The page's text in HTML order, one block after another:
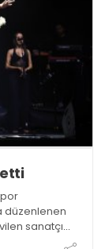
düzenlenen
sanatçı